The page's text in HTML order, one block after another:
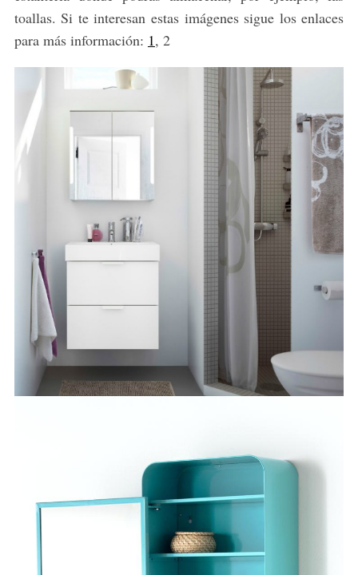
toallas. Si te interesan estas imágenes sigue los enlaces
para más información: 1, 2